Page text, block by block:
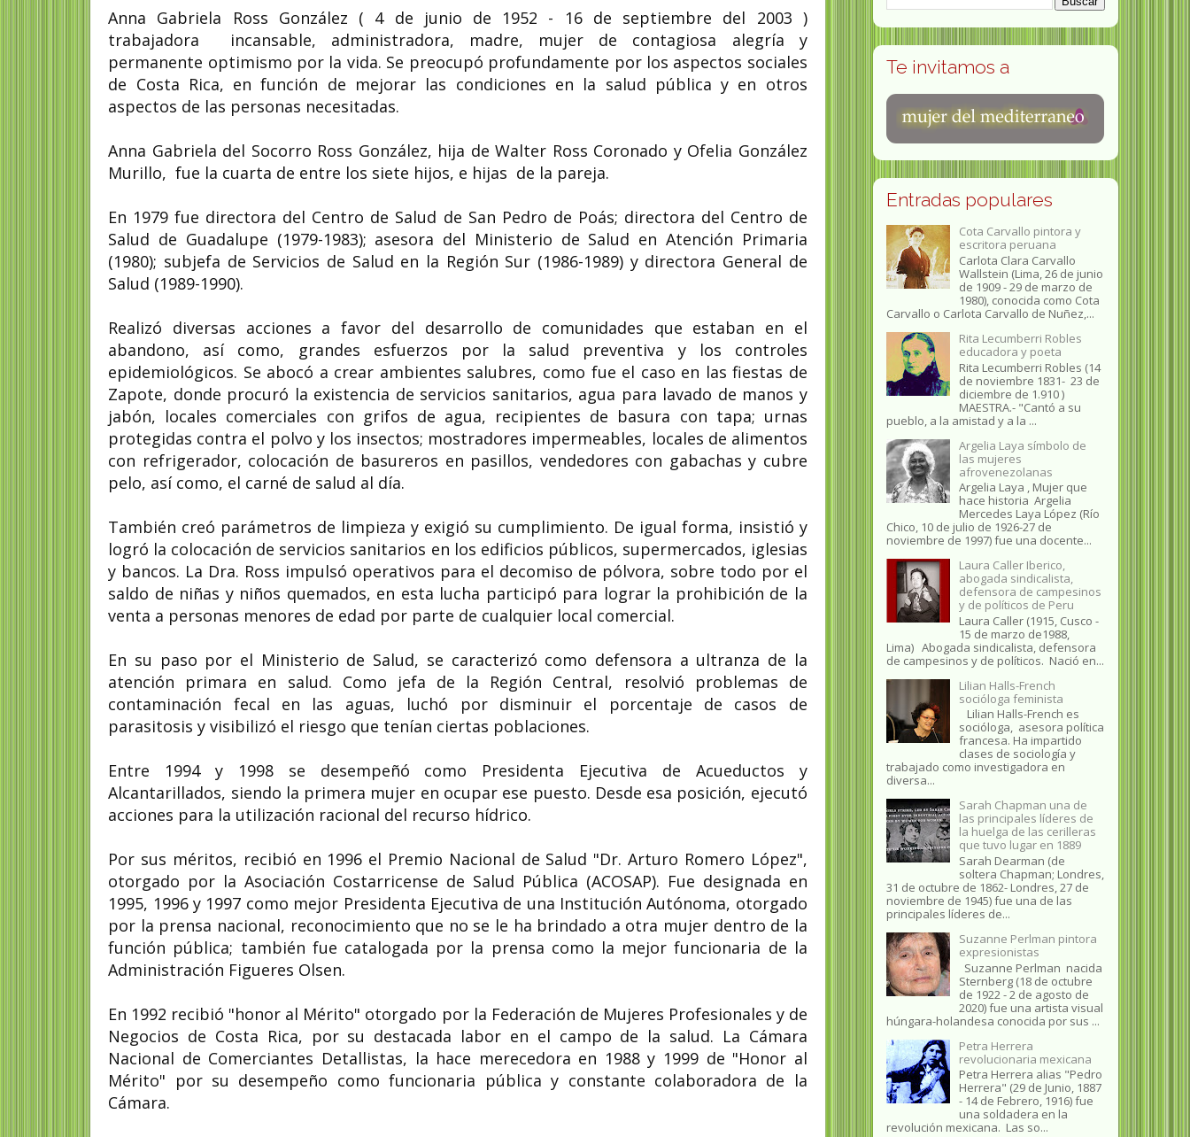
Anna Gabriela Ross González ( 4 de junio de 1952 - 16 de septiembre del 2003 )
trabajadora
incansable, administradora, madre, mujer de contagiosa alegría y
permanente optimismo por la vida. Se preocupó profundamente por los aspectos sociales
de Costa Rica, en función de mejorar las condiciones en la salud pública y en otros
aspectos de las personas necesitadas.
Anna Gabriela del Socorro Ross González, hija de Walter Ross Coronado y Ofelia González
Murillo, fue la cuarta de entre los siete hijos, e hijas de la pareja.
En 1979 fue directora del Centro de Salud de San Pedro de Poás; directora del Centro de
Salud de Guadalupe (1979-1983); asesora del Ministerio de Salud en Atención Primaria
(1980); subjefa de Servicios de Salud en la Región Sur (1986-1989) y directora General de
Salud (1989-1990).
Realizó diversas acciones a favor del desarrollo de comunidades que estaban en el
abandono, así como, grandes esfuerzos por la salud preventiva y los controles
epidemiológicos. Se abocó a crear ambientes salubres, como fue el caso en las fiestas de
Zapote, donde procuró la existencia de servicios sanitarios, agua para lavado de manos y
jabón, locales comerciales con grifos de agua, recipientes de basura con tapa; urnas
protegidas contra el polvo y los insectos; mostradores impermeables, locales de alimentos
con refrigerador, colocación de basureros en pasillos, vendedores con gabachas y cubre
pelo, así como, el carné de salud al día.
También creó parámetros de limpieza y exigió su cumplimiento. De igual forma, insistió y
logró la colocación de servicios sanitarios en los edificios públicos, supermercados, iglesias
y bancos. La Dra. Ross impulsó operativos para el decomiso de pólvora, sobre todo por el
saldo de niñas y niños quemados, en esta lucha participó para lograr la prohibición de la
venta a personas menores de edad por parte de cualquier local comercial.
En su paso por el Ministerio de Salud, se caracterizó como defensora a ultranza de la
atención primara en salud. Como jefa de la Región Central, resolvió problemas de
contaminación fecal en las aguas, luchó por disminuir el porcentaje de casos de
parasitosis y visibilizó el riesgo que tenían ciertas poblaciones.
Entre 1994 y 1998 se desempeñó como Presidenta Ejecutiva de Acueductos y
Alcantarillados, siendo la primera mujer en ocupar ese puesto. Desde esa posición, ejecutó
acciones para la utilización racional del recurso hídrico.
Por sus méritos, recibió en 1996 el Premio Nacional de Salud "Dr. Arturo Romero López",
otorgado por la Asociación Costarricense de Salud Pública (ACOSAP). Fue designada en
1995, 1996 y 1997 como mejor Presidenta Ejecutiva de una Institución Autónoma, otorgado
por la prensa nacional, reconocimiento que no se le ha brindado a otra mujer dentro de la
función pública; también fue catalogada por la prensa como la mejor funcionaria de la
Administración Figueres Olsen.
En 1992 recibió "honor al Mérito" otorgado por la Federación de Mujeres Profesionales y de
Negocios de Costa Rica, por su destacada labor en el campo de la salud. La Cámara
Nacional de Comerciantes Detallistas, la hace merecedora en 1988 y 1999 de "Honor al
Mérito" por su desempeño como funcionaria pública y constante colaboradora de la
Cámara.
Te invitamos a
Entradas populares
Cota Carvallo pintora y
escritora peruana
Carlota Clara Carvallo
Wallstein (Lima, 26 de junio
de 1909 - 29 de marzo de
1980), conocida como Cota
Carvallo o Carlota Carvallo de Nuñez,...
Rita Lecumberri Robles
educadora y poeta
Rita Lecumberri Robles (14
de noviembre 1831- 23 de
diciembre de 1.910 )
MAESTRA.- "Cantó a su
pueblo, a la amistad y a la ...
Argelia Laya símbolo de
las mujeres
afrovenezolanas
Argelia Laya , Mujer que
hace historia Argelia
Mercedes Laya López (Río
Chico, 10 de julio de 1926-27 de
noviembre de 1997) fue una docente...
Laura Caller Iberico,
abogada sindicalista,
defensora de campesinos
y de políticos de Peru
Laura Caller (1915, Cusco -
15 de marzo de1988,
Lima) Abogada sindicalista, defensora
de campesinos y de políticos. Nació en...
Lilian Halls-French
socióloga feminista
Lilian Halls-French es
socióloga, asesora política
francesa. Ha impartido
clases de sociología y
trabajado como investigadora en
diversa...
Sarah Chapman una de
las principales líderes de
la huelga de las cerilleras
que tuvo lugar en 1889
Sarah Dearman (de
soltera Chapman; Londres,
31 de octubre de 1862​- Londres, 27 de
noviembre de 1945)​ fue una de las
principales líderes de...
Suzanne Perlman pintora
expresionistas
Suzanne Perlman nacida
Sternberg (18 de octubre
de 1922 - 2 de agosto de
2020) fue una artista visual
húngara-holandesa conocida por sus ...
Petra Herrera
revolucionaria mexicana
Petra Herrera alias "Pedro
Herrera" (29 de Junio, 1887
- 14 de Febrero, 1916) fue
una soldadera en la
revolución mexicana. Las so...